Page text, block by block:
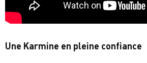
Une Karmine en pleine confiance